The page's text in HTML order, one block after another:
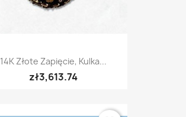
14K Złote Zapięcie, Kulka...
zł3,613.74